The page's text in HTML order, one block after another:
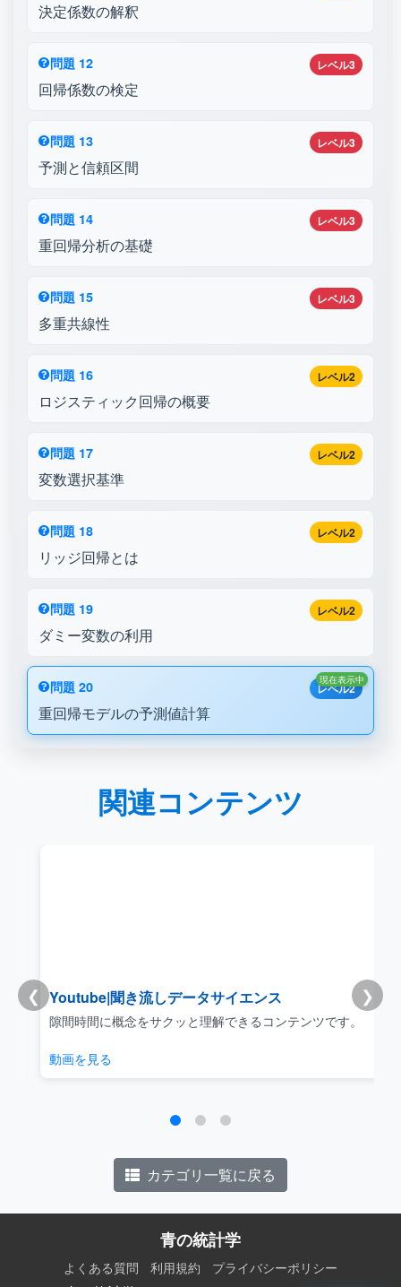
決定係数の解釈
レベル3
問題 12
回帰係数の検定
レベル3
問題 13
予測と信頼区間
レベル3
問題 14
重回帰分析の基礎
レベル3
問題 15
多重共線性
レベル2
問題 16
ロジスティック回帰の概要
レベル2
問題 17
変数選択基準
レベル2
問題 18
リッジ回帰とは
レベル2
問題 19
ダミー変数の利用
レベル2
問題 20
重回帰モデルの予測値計算
現在表示中
関連コンテンツ
❮ ❯
Youtube|聞き流しデータサイエンス
隙間時間に概念をサクッと理解できるコンテンツです。
動画を見る
カテゴリ一覧に戻る
青の統計学
よくある質問 利用規約 プライバシーポリシー